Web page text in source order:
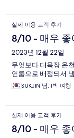
실제 이용 고객 후기
8/10 - 매우 좋
2023년 12월 22일
무엇보다 대욕장 온
연룸으로 배정되서
SUKJIN 님, 1박 여행
실제 이용 고객 후기
8/10 - 매우 좋